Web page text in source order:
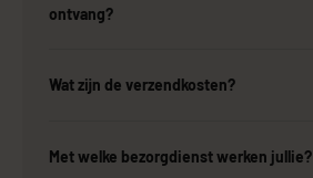
ontvang?
Wat zijn de verzendkosten?
Met welke bezorgdienst werken jullie?